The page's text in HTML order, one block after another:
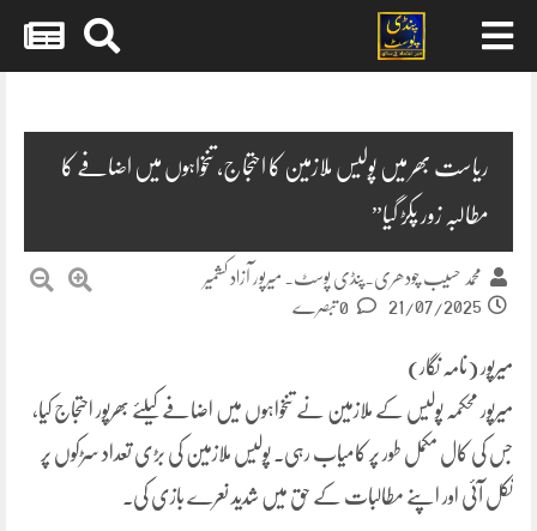
ریاست بھر میں پولیس ملازمین کا احتجاج، تنخواہوں میں اضافے کا
مطالبہ زور پکڑ گیا”
محمد حسیب چودھری۔پنڈی پوسٹ۔ میرپور آزاد کشمیر
21/07/2025
میرپور (نامہ نگار)
میرپور محکمہ پولیس کے ملازمین نے تنخواہوں میں اضافے کیلئے بھرپور احتجاج کیا،
جس کی کال مکمل طور پر کامیاب رہی۔ پولیس ملازمین کی بڑی تعداد سڑکوں پر
نکل آئی اور اپنے مطالبات کے حق میں شدید نعرے بازی کی۔